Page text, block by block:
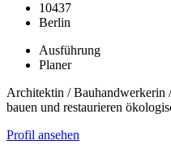
10437
Berlin
Ausführung
Planer
Architektin / Bauhandwerkerin
bauen und restaurieren
Profil ansehen